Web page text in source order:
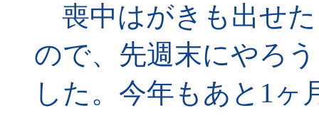
喪中はがきも出せ
ので、先週末にやろ
した。今年もあと1ヶ